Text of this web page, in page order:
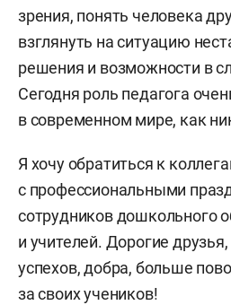
зрения, понять человека
взглянуть на ситуацию
решения и возможности в
Сегодня роль педагога
в современном мире, как
Я хочу обратиться к
с профессиональными
сотрудников дошкольного
и учителей. Дорогие
успехов, добра, больше
за своих учеников!